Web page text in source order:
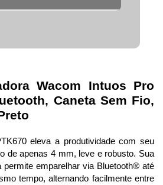
Wacom Intuos Pro
Caneta Sem Fio,
eleva a produtividade com seu
de apenas 4 mm, leve e robusto. Sua
permite emparelhar via Bluetooth® até
tempo, alternando facilmente entre